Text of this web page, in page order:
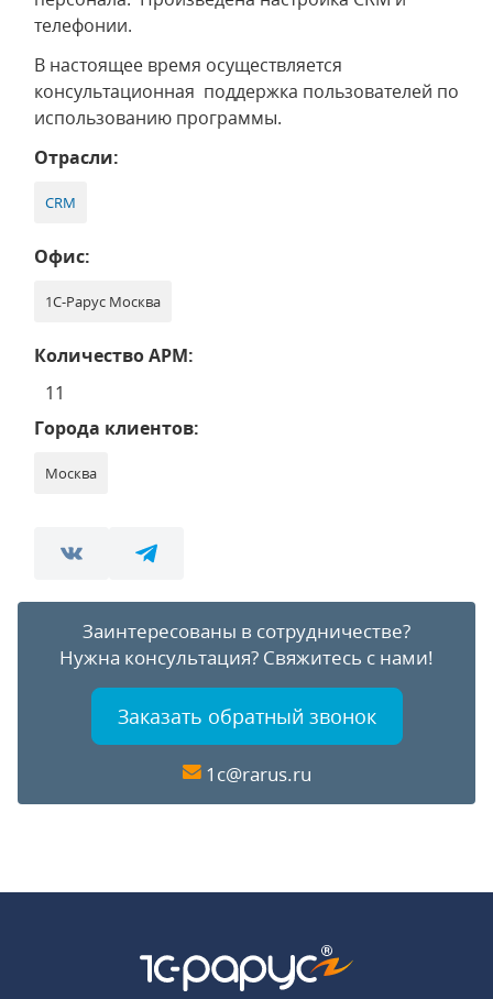
телефонии.
В настоящее время осуществляется
консультационная поддержка пользователей по
использованию программы.
Отрасли:
CRM
Офис:
1С-Рарус Москва
Количество АРМ:
11
Города клиентов:
Москва
Заинтересованы в сотрудничестве?
Нужна консультация? Свяжитесь с нами!
Заказать обратный звонок
1c@rarus.ru